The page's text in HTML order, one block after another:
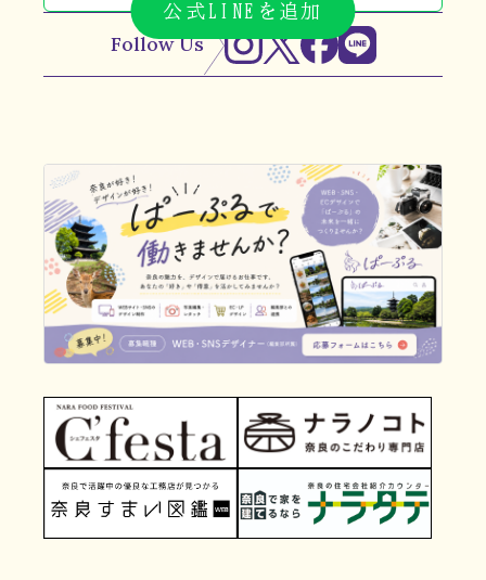
公式LINEを追加
Follow Us